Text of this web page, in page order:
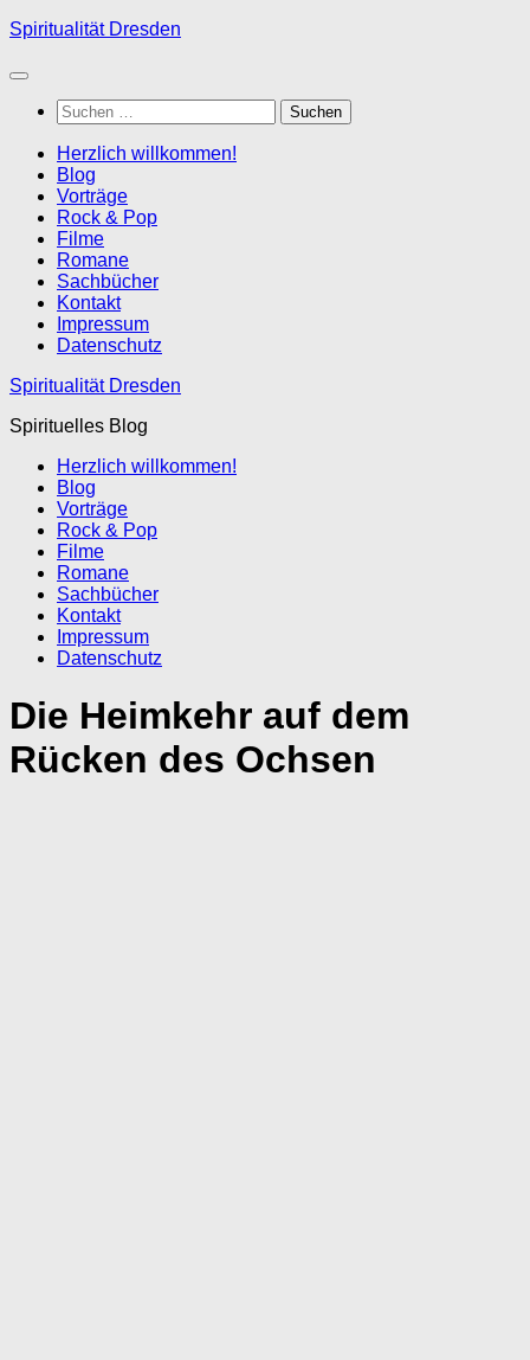
Zum
springen
Spiritualität Dresden
Suchen
nach:
Herzlich willkommen!
Blog
Vorträge
Rock & Pop
Filme
Romane
Sachbücher
Kontakt
Impressum
Datenschutz
Spiritualität Dresden
Spirituelles Blog
Herzlich willkommen!
Blog
Vorträge
Rock & Pop
Filme
Romane
Sachbücher
Kontakt
Impressum
Datenschutz
Die Heimkehr auf dem
Rücken des Ochsen